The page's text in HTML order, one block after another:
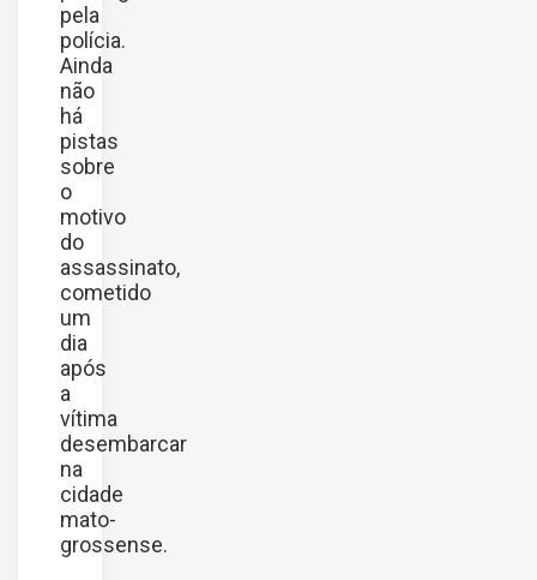
pela
polícia.
Ainda
não
há
pistas
sobre
o
motivo
do
assassinato,
cometido
um
dia
após
a
vítima
desembarcar
na
cidade
mato-
grossense.